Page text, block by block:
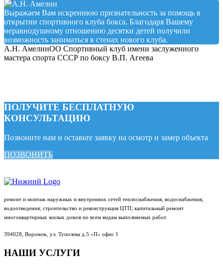
Выражаем Вам искреннюю признательность за помощь в
открытии спортивного клуба бокса. Благодаря Вашему
неравнодушному отношению десятки детей получили
возможность заниматься в стенах нового клуба.
А.Н. АмелинОО Спортивный клуб имени заслуженного
мастера спорта СССР по боксу В.П. Агеева
ПОЛУЧИТЕ БЕСПЛАТНУЮ
КОНСУЛЬТАЦИЮ
Позвоните нам и оставьте заявку на осмотр и замер объекта
ПОЗВОНИТЬ
ремонт и монтаж наружных и внутренних сетей теплоснабжения, водоснабжения,
водоотведения; строительство и реконструкция ЦТП; капитальный ремонт
многоквартирных жилых домов по всем видам выполняемых работ.
394028, Воронеж, ул. Туполева д.5 «П» офис 1
НАШИ УСЛУГИ